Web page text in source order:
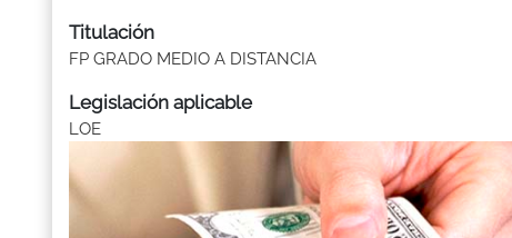
Titulación
FP GRADO MEDIO A DISTANCIA
Legislación aplicable
LOE